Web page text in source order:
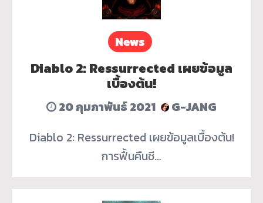
News
Diablo 2: Ressurrected เผยข้อมูล
เบื้องต้น!
20 กุมภาพันธ์ 2021
G-JANG
Diablo 2: Ressurrected เผยข้อมูลเบื้องต้น!
การฟื้นคืนชี…